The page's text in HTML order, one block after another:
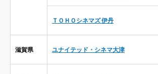
ＴＯＨＯシネマズ 伊丹
滋賀県 ユナイテッド・シネマ大津